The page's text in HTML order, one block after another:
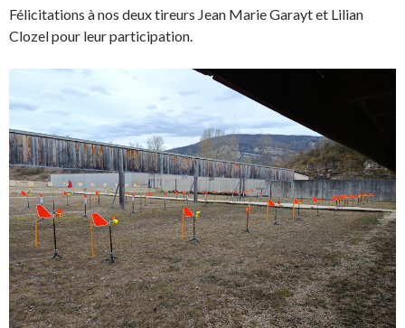
Félicitations à nos deux tireurs Jean Marie Garayt et Lilian
Clozel pour leur participation.